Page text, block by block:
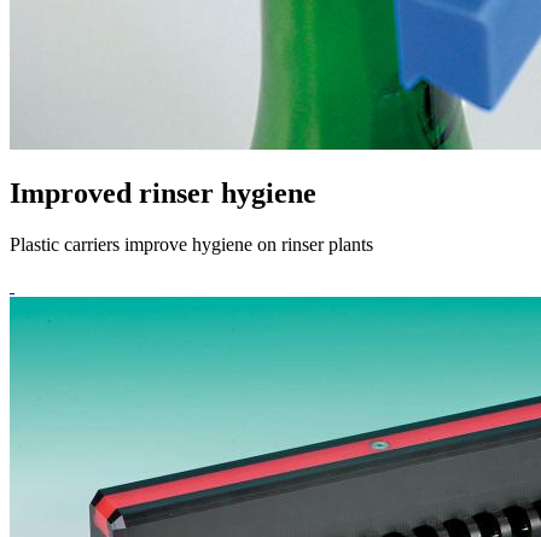
Improved rinser hygiene
Plastic carriers improve hygiene on rinser plants